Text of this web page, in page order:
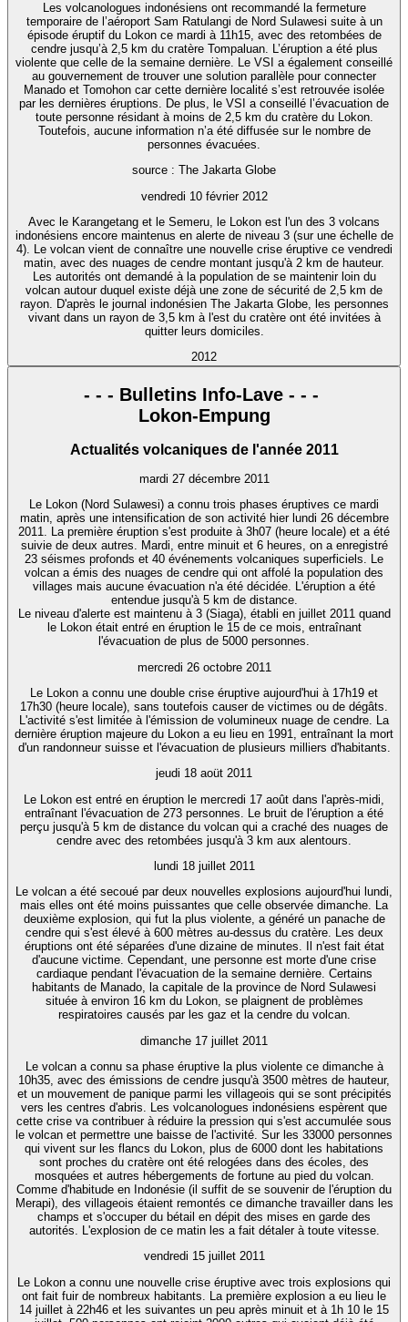
Les volcanologues indonésiens ont recommandé la fermeture
temporaire de l’aéroport Sam Ratulangi de Nord Sulawesi suite à un
épisode éruptif du Lokon ce mardi à 11h15, avec des retombées de
cendre jusqu’à 2,5 km du cratère Tompaluan. L’éruption a été plus
violente que celle de la semaine dernière. Le VSI a également conseillé
au gouvernement de trouver une solution parallèle pour connecter
Manado et Tomohon car cette dernière localité s’est retrouvée isolée
par les dernières éruptions. De plus, le VSI a conseillé l’évacuation de
toute personne résidant à moins de 2,5 km du cratère du Lokon.
Toutefois, aucune information n’a été diffusée sur le nombre de
personnes évacuées.
source : The Jakarta Globe
vendredi 10 février 2012
Avec le Karangetang et le Semeru, le Lokon est l'un des 3 volcans
indonésiens encore maintenus en alerte de niveau 3 (sur une échelle de
4). Le volcan vient de connaître une nouvelle crise éruptive ce vendredi
matin, avec des nuages de cendre montant jusqu'à 2 km de hauteur.
Les autorités ont demandé à la population de se maintenir loin du
volcan autour duquel existe déjà une zone de sécurité de 2,5 km de
rayon. D'après le journal indonésien The Jakarta Globe, les personnes
vivant dans un rayon de 3,5 km à l'est du cratère ont été invitées à
quitter leurs domiciles.
2012
- - - Bulletins Info-Lave - - -
Lokon-Empung
Actualités volcaniques de l'année 2011
mardi 27 décembre 2011
Le Lokon (Nord Sulawesi) a connu trois phases éruptives ce mardi
matin, après une intensification de son activité hier lundi 26 décembre
2011. La première éruption s'est produite à 3h07 (heure locale) et a été
suivie de deux autres. Mardi, entre minuit et 6 heures, on a enregistré
23 séismes profonds et 40 événements volcaniques superficiels. Le
volcan a émis des nuages de cendre qui ont affolé la population des
villages mais aucune évacuation n'a été décidée. L'éruption a été
entendue jusqu'à 5 km de distance.
Le niveau d'alerte est maintenu à 3 (Siaga), établi en juillet 2011 quand
le Lokon était entré en éruption le 15 de ce mois, entraînant
l'évacuation de plus de 5000 personnes.
mercredi 26 octobre 2011
Le Lokon a connu une double crise éruptive aujourd'hui à 17h19 et
17h30 (heure locale), sans toutefois causer de victimes ou de dégâts.
L'activité s'est limitée à l'émission de volumineux nuage de cendre. La
dernière éruption majeure du Lokon a eu lieu en 1991, entraînant la mort
d'un randonneur suisse et l'évacuation de plusieurs milliers d'habitants.
jeudi 18 aoüt 2011
Le Lokon est entré en éruption le mercredi 17 août dans l'après-midi,
entraînant l'évacuation de 273 personnes. Le bruit de l'éruption a été
perçu jusqu'à 5 km de distance du volcan qui a craché des nuages de
cendre avec des retombées jusqu'à 3 km aux alentours.
lundi 18 juillet 2011
Le volcan a été secoué par deux nouvelles explosions aujourd'hui lundi,
mais elles ont été moins puissantes que celle observée dimanche. La
deuxième explosion, qui fut la plus violente, a généré un panache de
cendre qui s'est élevé à 600 mètres au-dessus du cratère. Les deux
éruptions ont été séparées d'une dizaine de minutes. Il n'est fait état
d'aucune victime. Cependant, une personne est morte d'une crise
cardiaque pendant l'évacuation de la semaine dernière. Certains
habitants de Manado, la capitale de la province de Nord Sulawesi
située à environ 16 km du Lokon, se plaignent de problèmes
respiratoires causés par les gaz et la cendre du volcan.
dimanche 17 juillet 2011
Le volcan a connu sa phase éruptive la plus violente ce dimanche à
10h35, avec des émissions de cendre jusqu'à 3500 mètres de hauteur,
et un mouvement de panique parmi les villageois qui se sont précipités
vers les centres d'abris. Les volcanologues indonésiens espèrent que
cette crise va contribuer à réduire la pression qui s'est accumulée sous
le volcan et permettre une baisse de l'activité. Sur les 33000 personnes
qui vivent sur les flancs du Lokon, plus de 6000 dont les habitations
sont proches du cratère ont été relogées dans des écoles, des
mosquées et autres hébergements de fortune au pied du volcan.
Comme d'habitude en Indonésie (il suffit de se souvenir de l'éruption du
Merapi), des villageois étaient remontés ce dimanche travailler dans les
champs et s'occuper du bétail en dépit des mises en garde des
autorités. L'explosion de ce matin les a fait détaler à toute vitesse.
vendredi 15 juillet 2011
Le Lokon a connu une nouvelle crise éruptive avec trois explosions qui
ont fait fuir de nombreux habitants. La première explosion a eu lieu le
14 juillet à 22h46 et les suivantes un peu après minuit et à 1h 10 le 15